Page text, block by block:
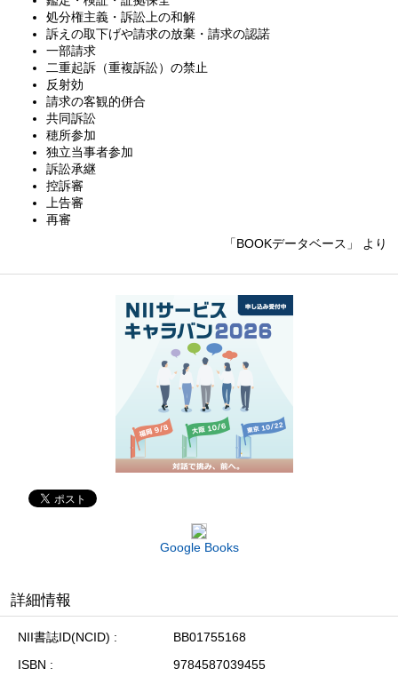
処分権主義・訴訟上の和解
訴えの取下げや請求の放棄・請求の認諾
一部請求
二重起訴（重複訴訟）の禁止
反射効
請求の客観的併合
共同訴訟
穂所参加
独立当事者参加
訴訟承継
控訴審
上告審
再審
「BOOKデータベース」 より
Google Books
詳細情報
NII書誌ID(NCID)
BB01755168
ISBN
9784587039455